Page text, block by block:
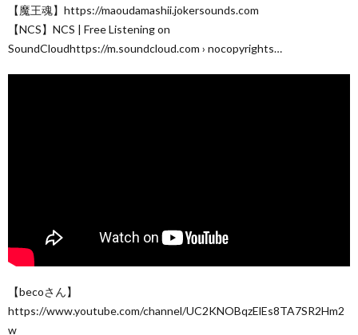
【魔王魂】https://maoudamashii.jokersounds.com
【NCS】NCS | Free Listening on
SoundCloudhttps://m.soundcloud.com › nocopyrights…
【becoさん】
https://www.youtube.com/channel/UC2KNOBqzElEs8TA7SR2Hm2
w